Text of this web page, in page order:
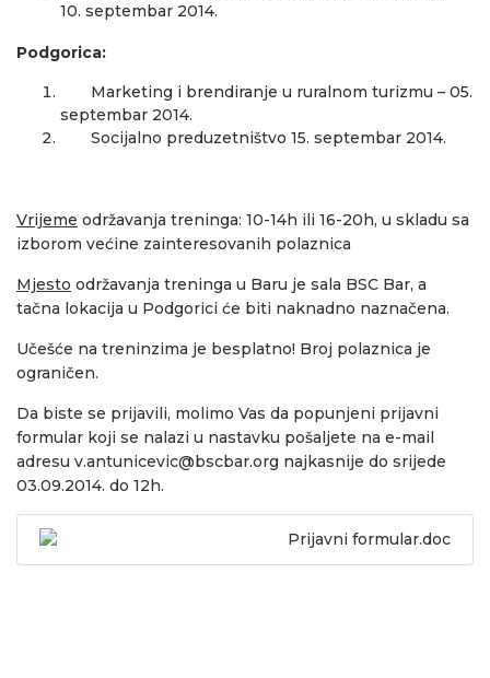
10. septembar 2014.
Podgorica:
Marketing i brendiranje u ruralnom turizmu – 05.
septembar 2014.
Socijalno preduzetništvo 15. septembar 2014.
Vrijeme održavanja treninga: 10-14h ili 16-20h, u skladu sa
izborom većine zainteresovanih polaznica
Mjesto održavanja treninga u Baru je sala BSC Bar, a
tačna lokacija u Podgorici će biti naknadno naznačena.
Učešće na treninzima je besplatno! Broj polaznica je
ograničen.
Da biste se prijavili, molimo Vas da popunjeni prijavni
formular koji se nalazi u nastavku pošaljete na e-mail
adresu v.antunicevic@bscbar.org najkasnije do srijede
03.09.2014. do 12h.
Prijavni formular.doc